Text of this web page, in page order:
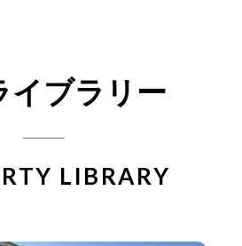
イブラリー
LIBRARY